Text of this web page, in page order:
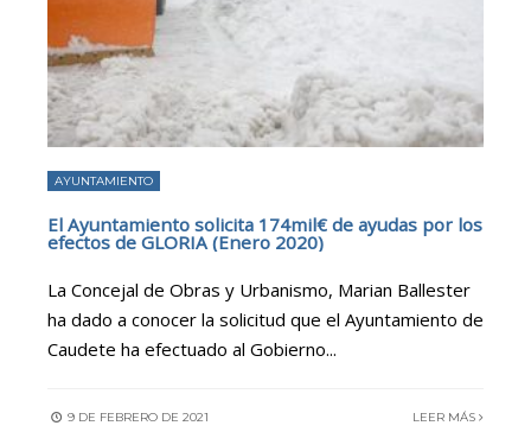
AYUNTAMIENTO
El Ayuntamiento solicita 174mil€ de ayudas por los
efectos de GLORIA (Enero 2020)
La Concejal de Obras y Urbanismo, Marian Ballester
ha dado a conocer la solicitud que el Ayuntamiento de
Caudete ha efectuado al Gobierno...
9 DE FEBRERO DE 2021 LEER MÁS